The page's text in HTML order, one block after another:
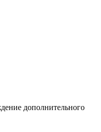
дополнительного